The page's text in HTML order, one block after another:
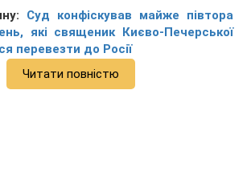
Суд конфіскував майже півтора
які священик Києво-Печерської
перевезти до Росії
Читати повністю